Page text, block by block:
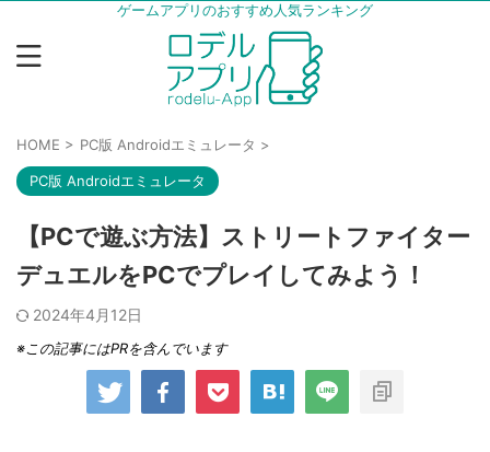
ゲームアプリのおすすめ人気ランキング
HOME > PC版 Androidエミュレータ >
PC版 Androidエミュレータ
【PCで遊ぶ方法】ストリートファイター
デュエルをPCでプレイしてみよう！
2024年4月12日
※この記事にはPRを含んでいます